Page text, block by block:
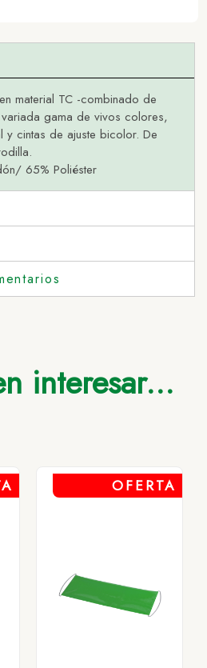
material TC -combinado de
gama de vivos colores,
cintas de ajuste bicolor. De
65% Poliéster
interesar...
OFERTA